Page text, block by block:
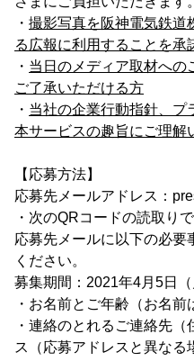
・ 撮影写真を阪神電気鉄道
る広報に利用することを承
・ 当日のメディア取材への
ご了承いただける方
・ 当社の企業行動指針、プ
本サービスの趣旨にご理解
【応募方法】
応募先メールアドレス：
・次のQRコードの読取り
応募先メールに以下の必要
ください。
募集期間：2021年4月5日
・お名前とご年齢（お名前
・連絡のとれるご連絡先
ス（応募アドレスと異なる